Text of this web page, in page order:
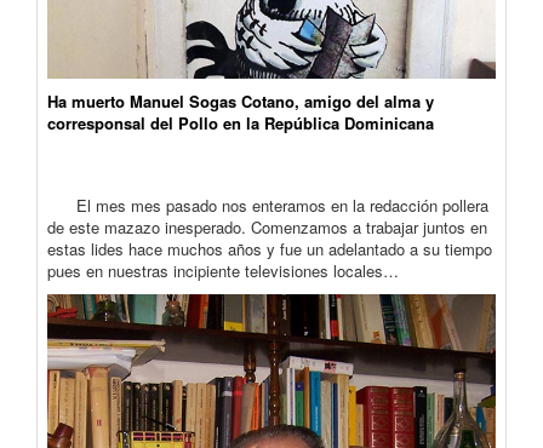
Ha muerto Manuel Sogas Cotano, amigo del alma y
corresponsal del Pollo en la República Dominicana
El mes mes pasado nos enteramos en la redacción pollera
de este mazazo inesperado. Comenzamos a trabajar juntos en
estas lides hace muchos años y fue un adelantado a su tiempo
pues en nuestras incipiente televisiones locales…